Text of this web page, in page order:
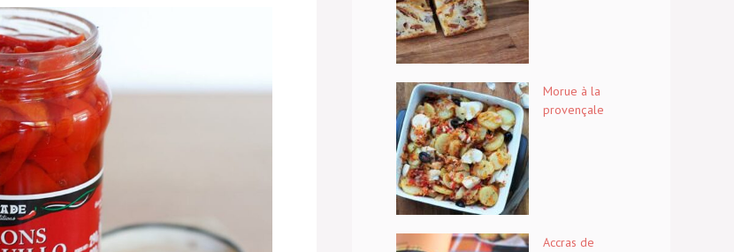
Morue à la
provençale
Accras de